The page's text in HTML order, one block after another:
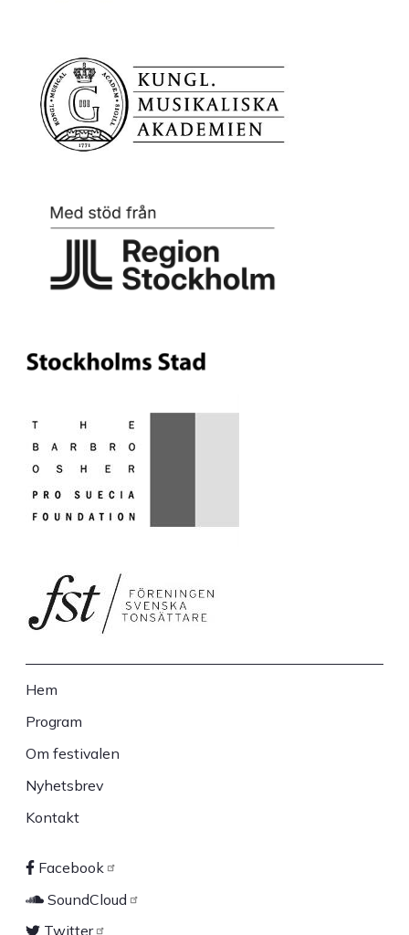
Sidfot
Hem
Program
Om festivalen
Nyhetsbrev
Kontakt
Sociala
Facebook
SoundCloud
Twitter